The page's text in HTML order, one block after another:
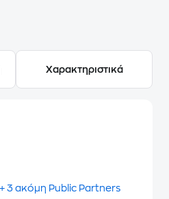
Χαρακτηριστικά
+ 3 ακόμη Public Partners